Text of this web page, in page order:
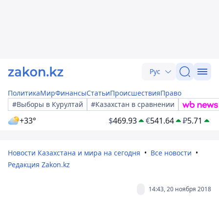
Рус
ПолитикаМирФинансыСтатьиПроисшествияПраво
#Выборы в Курултай
#Казахстан в сравнении
+33° $469.93 €541.64 ₽5.71
Новости Казахстана и мира на сегодня
Все новости
Редакция Zakon.kz
14:43, 20 ноября 2018